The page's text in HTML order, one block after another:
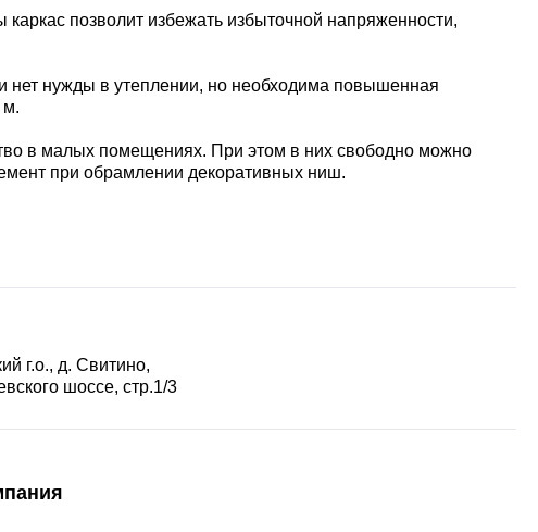
позволит избежать избыточной напряженности,
нет нужды в утеплении, но необходима повышенная
м.
в малых помещениях. При этом в них свободно можно
при обрамлении декоративных ниш.
г.о., д. Свитино,
шоссе, стр.1/3